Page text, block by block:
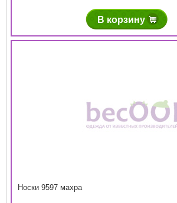
В корзину
Носки 9597 махра